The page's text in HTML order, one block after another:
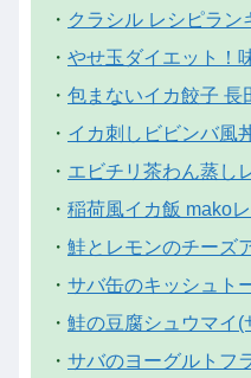
・ クラシル レシピラン
・ やせ玉ダイエット！
・ 包まないイカ餃子 長
・ イカ刺しビビンバ風
・ エビチリ茶わん蒸し
・ 稲荷風イカ飯 mako
・ 鮭とレモンのチーズ
・ サバ缶のキッシュト
・ 鮭の豆腐シュウマイ
・ サバのヨーグルトフ